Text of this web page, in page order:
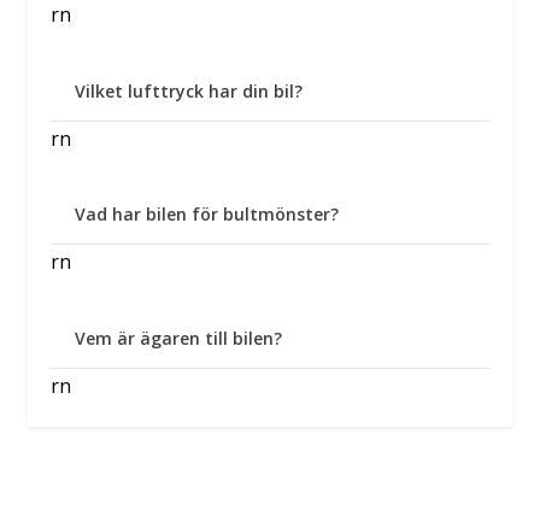
rn
Vilket lufttryck har din bil?
rn
Vad har bilen för bultmönster?
rn
Vem är ägaren till bilen?
rn